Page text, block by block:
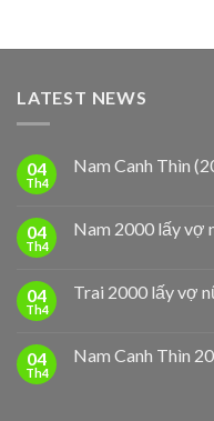
LATEST NEWS
04
Th4
Nam Canh Thìn
04
Th4
Nam 2000 lấy vợ
04
Th4
Trai 2000 lấy vợ
04
Th4
Nam Canh Thìn